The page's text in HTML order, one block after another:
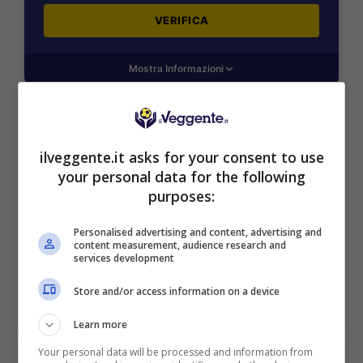
VERIFICA
Mostra Informazioni
SNAI
Bonus Benvenuto Sport: fino a 1.000€
50% sul deposito fino a 50€
1000€
ilveggente.it asks for your consent to use
your personal data for the following
purposes:
Personalised advertising and content, advertising and
content measurement, audience research and
services development
Store and/or access information on a device
Learn more
Your personal data will be processed and information from